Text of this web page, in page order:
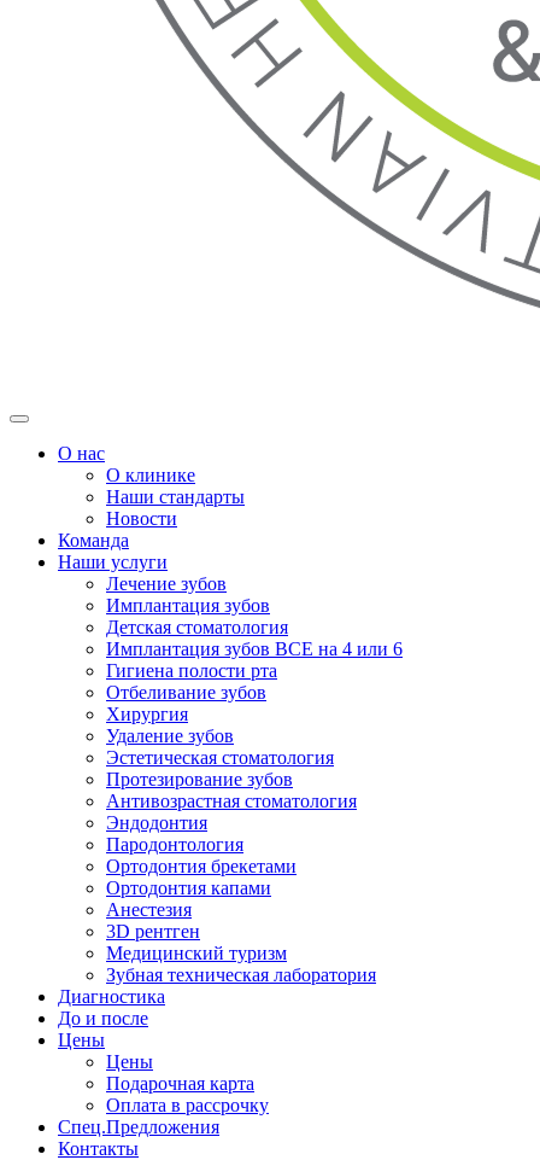
О нас
О клинике
Наши стандарты
Новости
Команда
Наши услуги
Лечение зубов
Имплантация зубов
Детская стоматология
Имплантация зубов ВСЕ на 4 или 6
Гигиена полости рта
Отбеливание зубов
Хирургия
Удаление зубов
Эстетическая стоматология
Протезирование зубов
Антивозрастная стоматология
Эндодонтия
Пародонтология
Ортодонтия брекетами
Ортодонтия капами
Анестезия
3D рентген
Медицинский туризм
Зубная техническая лаборатория
Диагностика
До и после
Цены
Цены
Подарочная карта
Оплата в рассрочку
Спец.Предложения
Контакты